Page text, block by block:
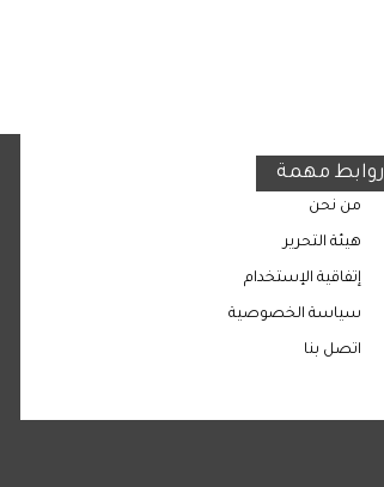
روابط مهمة
من نحن
هيئة التحرير
إتفاقية الإستخدام
سياسة الخصوصية
اتصل بنا